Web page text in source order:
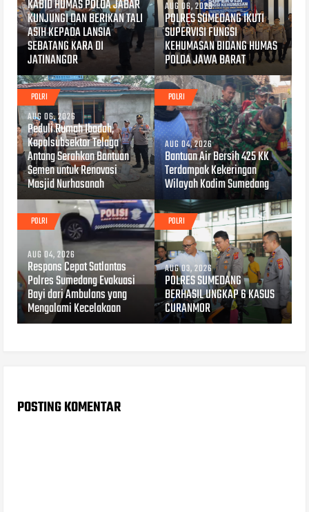
KABID HUMAS POLDA JABAR
KUNJUNGI DAN BERIKAN TALI
ASIH KEPADA LANSIA
SEBATANG KARA DI
JATINANGOR
AUG 06, 2026
POLRES SUMEDANG IKUTI
SUPERVISI FUNGSI
KEHUMASAN BIDANG HUMAS
POLDA JAWA BARAT
POLRI
AUG 06, 2026
Peduli Rumah Ibadah,
Kapolsubsektor Telaga
Antang Serahkan Bantuan
Semen untuk Renovasi
Masjid Nurhasanah
POLRI
AUG 04, 2026
Bantuan Air Bersih 425 KK
Terdampak Kekeringan
Wilayah Kodim Sumedang
POLRI
AUG 04, 2026
Respons Cepat Satlantas
Polres Sumedang Evakuasi
Bayi dari Ambulans yang
Mengalami Kecelakaan
POLRI
AUG 03, 2026
POLRES SUMEDANG
BERHASIL UNGKAP 6 KASUS
CURANMOR
POSTING KOMENTAR